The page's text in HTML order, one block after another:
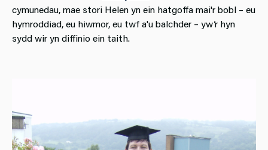
cymunedau, mae stori Helen yn ein hatgoffa mai'r bobl – eu
hymroddiad, eu hiwmor, eu twf a'u balchder – yw’r hyn
sydd wir yn diffinio ein taith.